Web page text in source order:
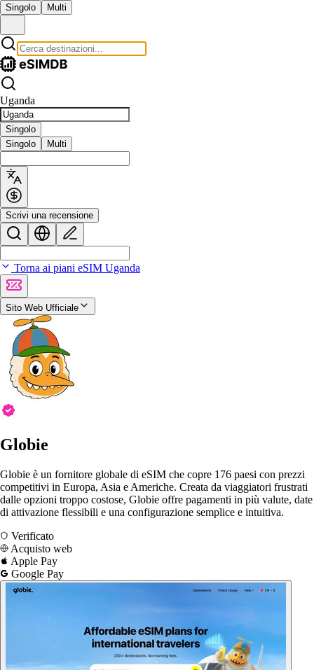
Singolo Multi
Uganda
Singolo
Singolo
Multi
Scrivi una recensione
Torna ai piani eSIM Uganda
Sito Web Ufficiale
Globie
Globie è un fornitore globale di eSIM che copre 176 paesi con prezzi
competitivi in ​​Europa, Asia e Americhe. Creata da viaggiatori frustrati
dalle opzioni troppo costose, Globie offre pagamenti in più valute, date
di attivazione flessibili e una configurazione semplice e intuitiva.
Verificato
Acquisto web
Apple Pay
Google Pay